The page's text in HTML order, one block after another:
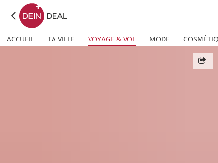
ACCUEIL TA VILLE VOYAGE & VOL MODE